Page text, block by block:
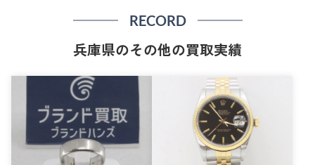
RECORD
兵庫県のその他の買取実績